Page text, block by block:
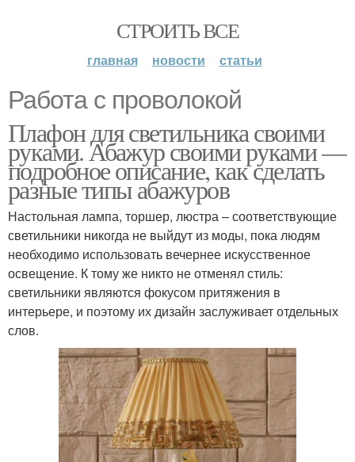
СТРОИТЬ ВСЕ
главная новости статьи
Работа с проволокой
Плафон для светильника своими
руками. Абажур своими руками —
подробное описание, как сделать
разные типы абажуров
Настольная лампа, торшер, люстра – соответствующие
светильники никогда не выйдут из моды, пока людям
необходимо использовать вечернее искусственное
освещение. К тому же никто не отменял стиль:
светильники являются фокусом притяжения в
интерьере, и поэтому их дизайн заслуживает отдельных
слов.